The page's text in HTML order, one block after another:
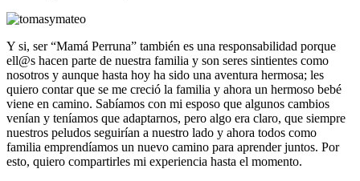
Y si, ser “Mamá Perruna” también es una responsabilidad porque
ell@s hacen parte de nuestra familia y son seres sintientes como
nosotros y aunque hasta hoy ha sido una aventura hermosa; les
quiero contar que se me creció la familia y ahora un hermoso bebé
viene en camino. Sabíamos con mi esposo que algunos cambios
venían y teníamos que adaptarnos, pero algo era claro, que siempre
nuestros peludos seguirían a nuestro lado y ahora todos como
familia emprendíamos un nuevo camino para aprender juntos. Por
esto, quiero compartirles mi experiencia hasta el momento.